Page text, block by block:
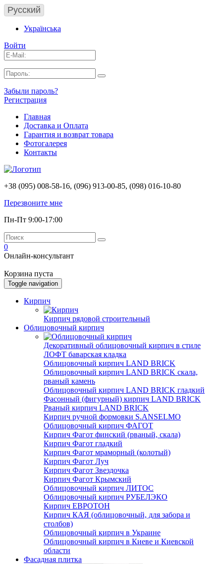
Русский
Українська
Войти
Забыли пароль?
Регистрация
Главная
Доставка и Оплата
Гарантия и возврат товара
Фотогалерея
Контакты
+38 (095) 008-58-16, (096) 913-00-85, (098) 016-10-80
Перезвоните мне
Пн-Пт 9:00-17:00
0
Онлайн-консультант
Корзина пуста
Toggle navigation
Кирпич
Кирпич рядовой строительный
Облицовочный кирпич
Декоративный облицовочный кирпич в стиле
ЛОФТ баварская кладка
Облицовочный кирпич LAND BRICK
Облицовочный кирпич LAND BRICK скала,
рваный камень
Облицовочный кирпич LAND BRICK гладкий
Фасонный (фигурный) кирпич LAND BRICK
Рваный кирпич LAND BRICK
Кирпич ручной формовки S.ANSELMO
Облицовочный кирпич ФАГОТ
Кирпич Фагот финский (рваный, скала)
Кирпич Фагот гладкий
Кирпич Фагот мраморный (колотый)
Кирпич Фагот Луч
Кирпич Фагот Звездочка
Кирпич Фагот Крымский
Облицовочный кирпич ЛИТОС
Облицовочный кирпич РУБЕЛЭКО
Кирпич ЕВРОТОН
Кирпич КАЯ (облицовочный, для забора и
столбов)
Облицовочный кирпич в Украине
Облицовочный кирпич в Киеве и Киевской
области
Фасадная плитка